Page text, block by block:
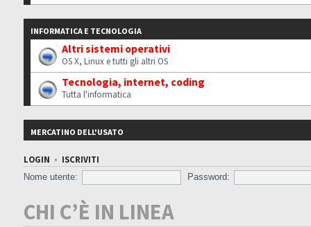
INFORMATICA E TECNOLOGIA
Altri sistemi operativi
OS X, Linux e tutti gli altri OS
Tecnologia, internet, coding
Tutta l'informatica
MERCATINO DELL'USATO
LOGIN • ISCRIVITI
Nome utente:
Password:
CHI C’È IN LINEA